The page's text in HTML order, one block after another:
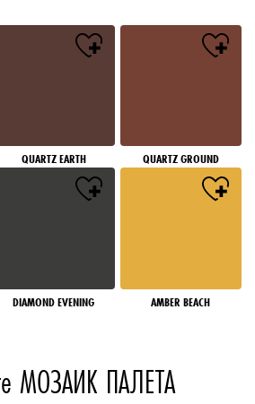
QUARTZ EARTH QUARTZ GROUND
DIAMOND EVENING AMBER BEACH
МОЗАИК ПАЛЕТА